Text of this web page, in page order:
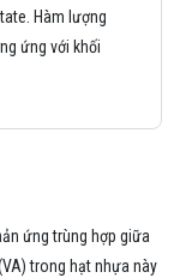
Hàm lượng
ứng với khối
ứng trùng hợp giữa
trong hạt nhựa này